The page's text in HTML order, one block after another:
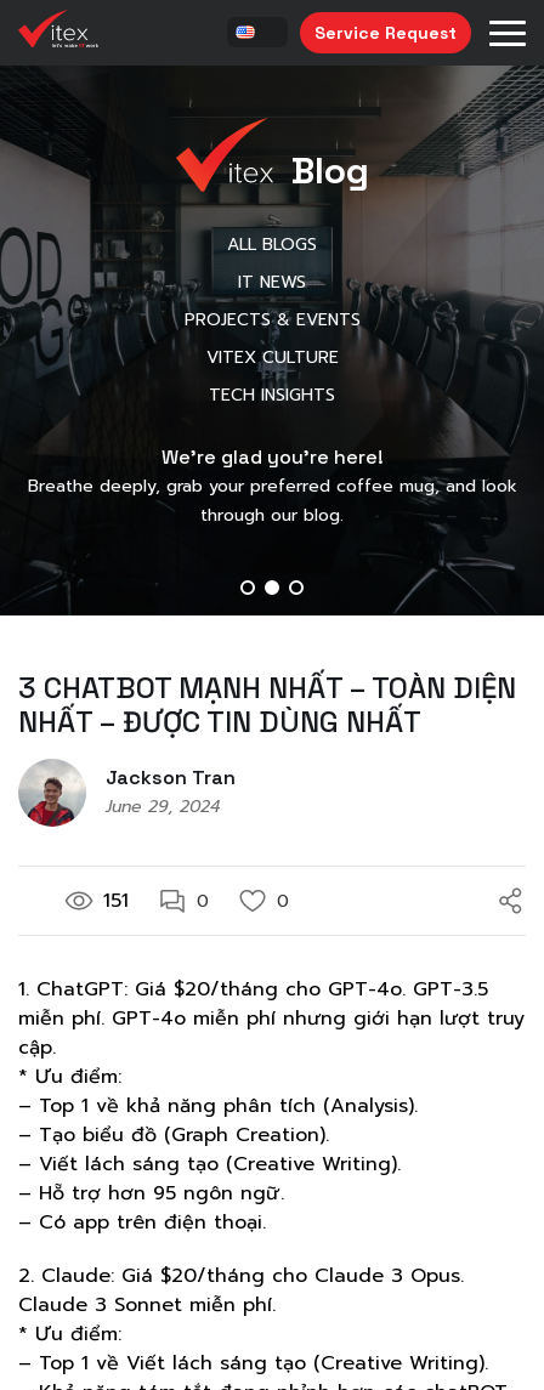
Service Request
Blog
ALL BLOGS
IT NEWS
PROJECTS & EVENTS
VITEX CULTURE
TECH INSIGHTS
We’re glad you’re here!
Breathe deeply, grab your preferred coffee mug, and look
through our blog.
3 CHATBOT MẠNH NHẤT – TOÀN DIỆN
NHẤT – ĐƯỢC TIN DÙNG NHẤT
Jackson Tran
June 29, 2024
151 0 0
1. ChatGPT: Giá $20/tháng cho GPT-4o. GPT-3.5
miễn phí. GPT-4o miễn phí nhưng giới hạn lượt truy
cập.
* Ưu điểm:
– Top 1 về khả năng phân tích (Analysis).
– Tạo biểu đồ (Graph Creation).
– Viết lách sáng tạo (Creative Writing).
– Hỗ trợ hơn 95 ngôn ngữ.
– Có app trên điện thoại.
2. Claude: Giá $20/tháng cho Claude 3 Opus.
Claude 3 Sonnet miễn phí.
* Ưu điểm:
– Top 1 về Viết lách sáng tạo (Creative Writing).